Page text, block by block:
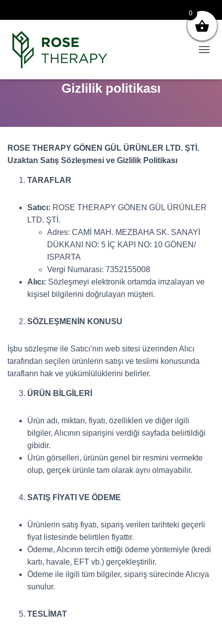
Gizlilik politikası
ROSE THERAPY GÖNEN GÜL ÜRÜNLER LTD. ŞTİ.
Uzaktan Satış Sözleşmesi ve Gizlilik Politikası
TARAFLAR
Satıcı: ROSE THERAPY GÖNEN GÜL ÜRÜNLER
LTD. ŞTİ.
Adres: CAMİ MAH. MEZBAHA SK. SANAYİ
DÜKKANI NO: 5 İÇ KAPI NO: 10 GÖNEN/
ISPARTA
Vergi Numarası: 7352155008
Alıcı: Sözleşmeyi elektronik ortamda imzalayan ve
kişisel bilgilerini doğrulayan müşteri.
SÖZLEŞMENİN KONUSU
İşbu sözleşme ile Satıcı’nın web sitesi üzerinden Alıcı
tarafından seçilen ürünlerin satışı ve teslimi konusunda
tarafların hak ve yükümlülüklerini belirler.
ÜRÜN BİLGİLERİ
Ürün adı, miktarı, fiyatı, özellikleri ve diğer ilgili
bilgiler, Alıcının siparişini verdiği sayfada belirtildiği
gibidir.
Ürün görselleri, ürünün genel bir resmini vermekte
olup, gerçek ürünle tam olarak aynı olmayabilir.
SATIŞ FİYATI VE ÖDEME
Ürünlerin satış fiyatı, sipariş verilen tarihteki geçerli
fiyat listesinde belirtilen fiyattır.
Ödeme, Alıcının tercih ettiği ödeme yöntemiyle (kredi
kartı, havale, EFT vb.) gerçekleştirilir.
Ödeme ile ilgili tüm bilgiler, sipariş sürecinde Alıcıya
sunulur.
TESLİMAT
0